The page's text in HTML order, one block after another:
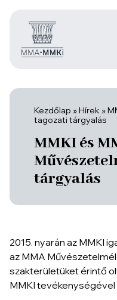
Kezdőlap »Hírek »
tagozati tárgyalás
MMKI és
tárgyalás
2015. nyarán az MMKI
az MMA
szakterületüket érintő
MMKI